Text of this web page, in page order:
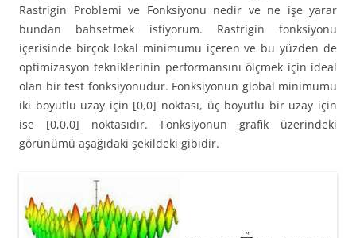
Rastrigin Problemi ve Fonksiyonu nedir ve ne işe yarar
bundan bahsetmek istiyorum. Rastrigin fonksiyonu
içerisinde birçok lokal minimumu içeren ve bu yüzden de
optimizasyon tekniklerinin performansını ölçmek için ideal
olan bir test fonksiyonudur. Fonksiyonun global minimumu
iki boyutlu uzay için [0,0] noktası, üç boyutlu bir uzay için
ise [0,0,0] noktasıdır. Fonksiyonun grafik üzerindeki
görünümü aşağıdaki şekildeki gibidir.